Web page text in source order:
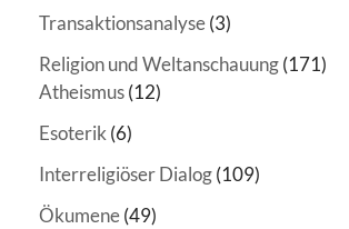
Transaktionsanalyse(3)
Religion und Weltanschauung(171)
Atheismus(12)
Esoterik(6)
Interreligiöser Dialog(109)
Ökumene(49)